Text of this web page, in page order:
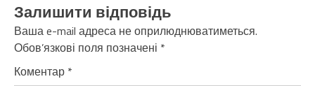
Залишити відповідь
Ваша e-mail адреса не оприлюднюватиметься.
Обов’язкові поля позначені *
Коментар *